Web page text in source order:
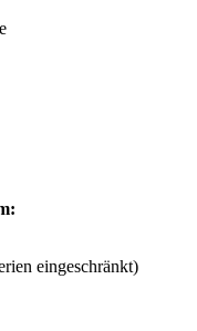
eingeschränkt)